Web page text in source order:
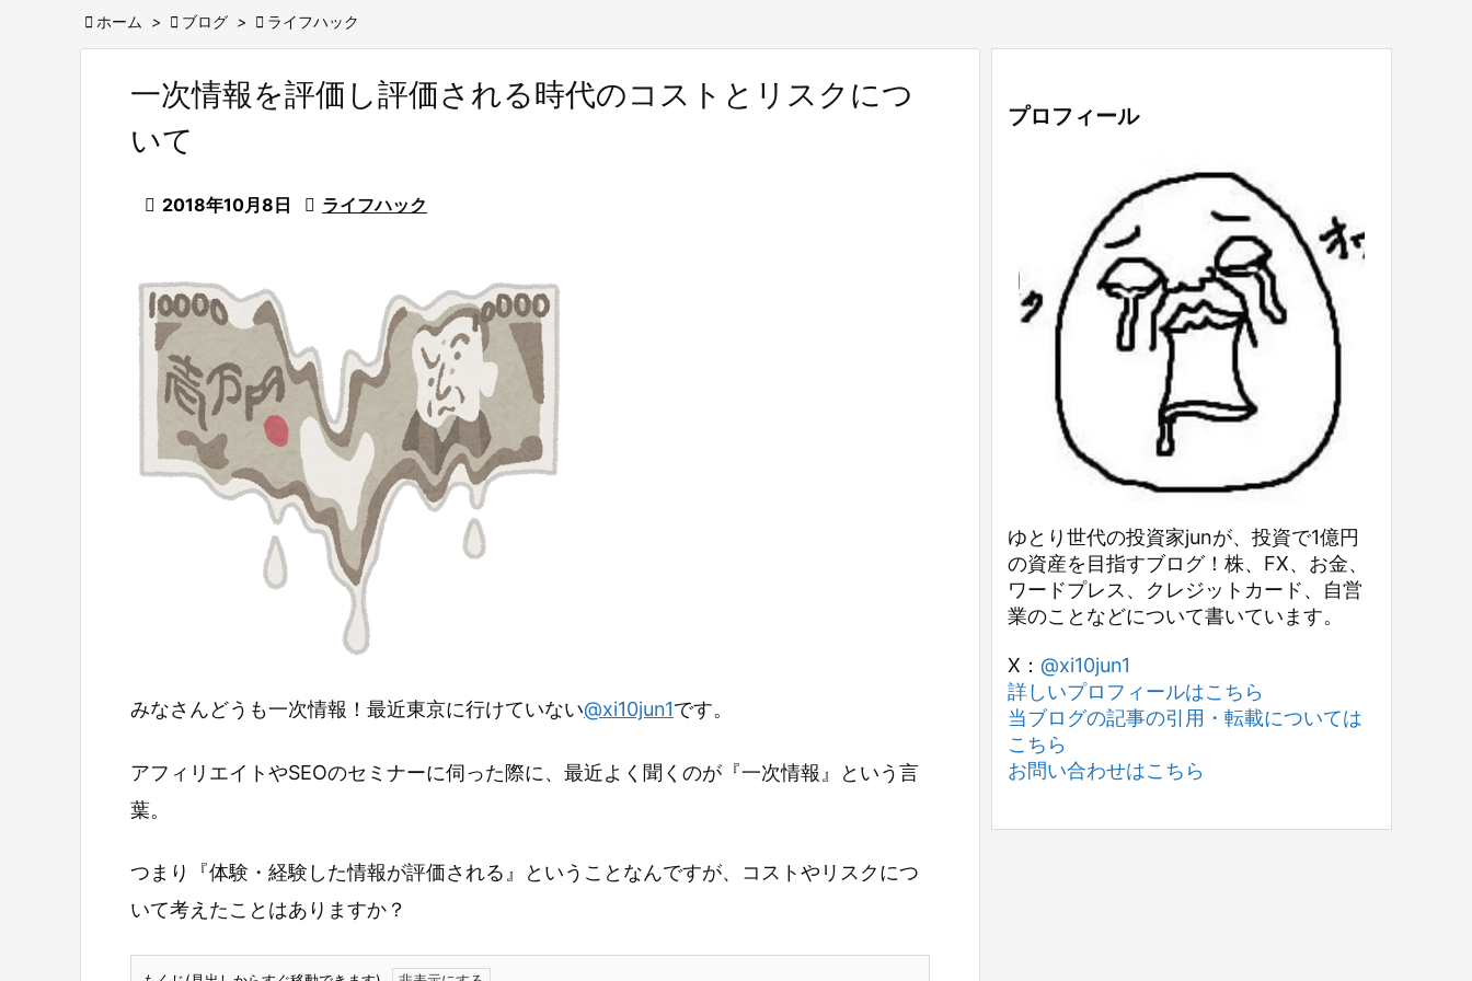
 ホーム >  ブログ >  ライフハック
一次情報を評価し評価される時代のコストとリスクにつ
いて
 2018年10月8日  ライフハック
みなさんどうも一次情報！最近東京に行けていない@xi10jun1です。
アフィリエイトやSEOのセミナーに伺った際に、最近よく聞くのが『一次情報』という言
葉。
つまり『体験・経験した情報が評価される』ということなんですが、コストやリスクにつ
いて考えたことはありますか？
プロフィール
ゆとり世代の投資家junが、投資で1億円
の資産を目指すブログ！株、FX、お金、
ワードプレス、クレジットカード、自営
業のことなどについて書いています。
X： @xi10jun1
詳しいプロフィールはこちら
当ブログの記事の引用・転載については
こちら
お問い合わせはこちら